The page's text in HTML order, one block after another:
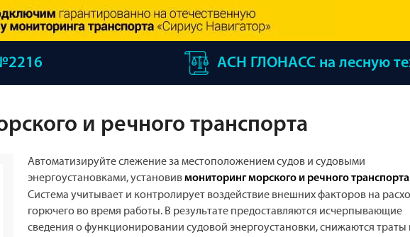
АСН ГЛОНАСС на лесную
и речного транспорта
Автоматизируйте слежение за местоположением судов и судовыми
энергоустановками, установивмониторинг морского и речного транспорта
Система учитывает и контролирует воздействие внешних факторов на
горючего во время работы. В результате предоставляются исчерпывающие
сведения о функционировании судовой энергоустановки, снижаются траты